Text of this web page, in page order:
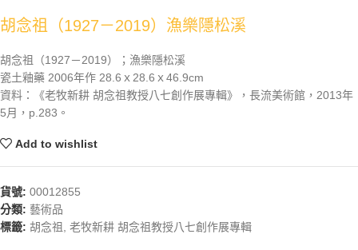
胡念祖（1927－2019）漁樂隱松溪
胡念祖（1927－2019）；漁樂隱松溪
瓷土釉藥 2006年作 28.6ｘ28.6ｘ46.9cm
資料：《老牧新耕 胡念祖教授八七創作展專輯》，長流美術館，2013年
5月，p.283。
Add to wishlist
貨號: 00012855
分類: 藝術品
標籤: 胡念祖, 老牧新耕 胡念祖教授八七創作展專輯